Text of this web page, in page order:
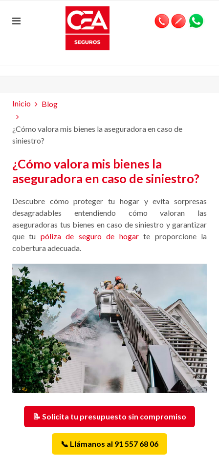
Inicio Blog
¿Cómo valora mis bienes la aseguradora en caso de
siniestro?
¿Cómo valora mis bienes la
aseguradora en caso de siniestro?
Descubre cómo proteger tu hogar y evita sorpresas
desagradables entendiendo cómo valoran las
aseguradoras tus bienes en caso de siniestro y garantizar
que tu póliza de seguro de hogarte proporcione la
cobertura adecuada.
📝 Solicita tu presupuesto sin compromiso
📞 Llámanos al 91 557 68 06